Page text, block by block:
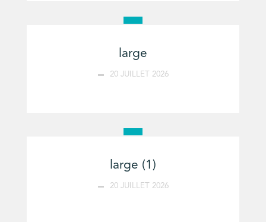
large
20 JUILLET 2026
large (1)
20 JUILLET 2026